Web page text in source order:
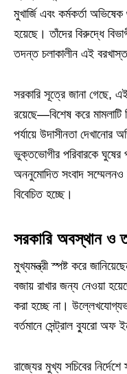
মুখার্জি এবং কর্মকর্তা
হয়েছে। তাঁদের বিরুদ্ধে
তদন্ত চলাকালীন এই বরখাস্ত
সরকারি সূত্রে জানা গেছে,
রয়েছে—বিশেষ করে মামলাটি
পর্যায়ে উদাসীনতা
ভুক্তভোগীর পরিবারকে ঘুষের
অননুমোদিত সংবাদ সম্মেলনও
বিবেচিত হচ্ছে।
সরকারি অবস্থান ও
মুখ্যমন্ত্রী স্পষ্ট করে
বজায় রাখার জন্য নেওয়া
করা হচ্ছে না।
বর্তমানে সেন্ট্রাল ব্যুরো অফ
রাজ্যের মুখ্য সচিবের